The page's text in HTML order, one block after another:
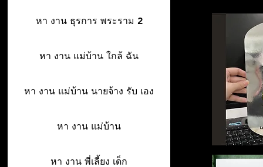
หา งาน ธุรการ พระราม 2
หา งาน แม่บ้าน ใกล้ ฉัน
หา งาน แม่บ้าน นายจ้าง รับ เอง
หา งาน แม่บ้าน
หา งาน พี่เลี้ยง เด็ก